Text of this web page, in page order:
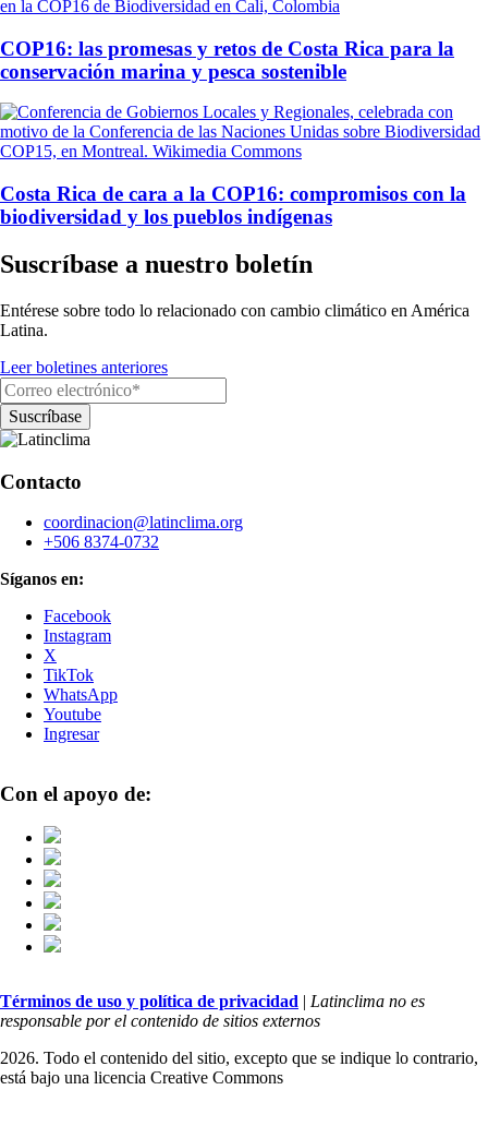
COP16: las promesas y retos de Costa Rica para la
conservación marina y pesca sostenible
Costa Rica de cara a la COP16: compromisos con la
biodiversidad y los pueblos indígenas
Suscríbase a nuestro boletín
Entérese sobre todo lo relacionado con cambio climático en América
Latina.
Leer boletines anteriores
Contacto
coordinacion@latinclima.org
+506 8374-0732
Síganos en:
Facebook
Instagram
X
TikTok
WhatsApp
Youtube
Ingresar
Con el apoyo de:
Términos de uso y política de privacidad | Latinclima no es
responsable por el contenido de sitios externos
2026. Todo el contenido del sitio, excepto que se indique lo contrario,
está bajo una licencia Creative Commons